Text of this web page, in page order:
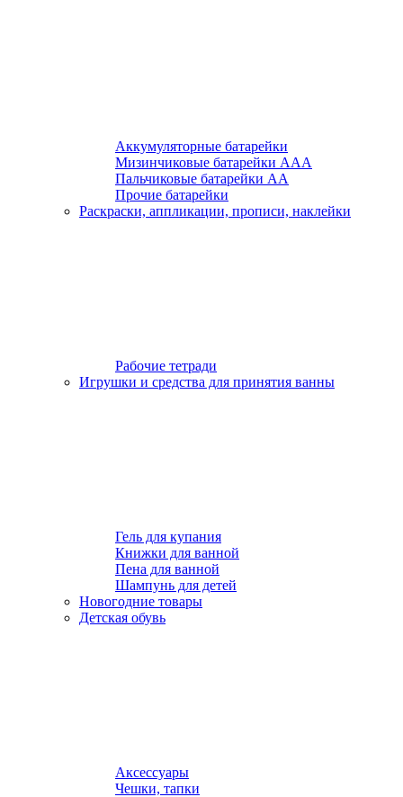
Аккумуляторные батарейки
Мизинчиковые батарейки ААА
Пальчиковые батарейки АА
Прочие батарейки
Раскраски, аппликации, прописи, наклейки
Рабочие тетради
Игрушки и средства для принятия ванны
Гель для купания
Книжки для ванной
Пена для ванной
Шампунь для детей
Новогодние товары
Детская обувь
Аксессуары
Чешки, тапки